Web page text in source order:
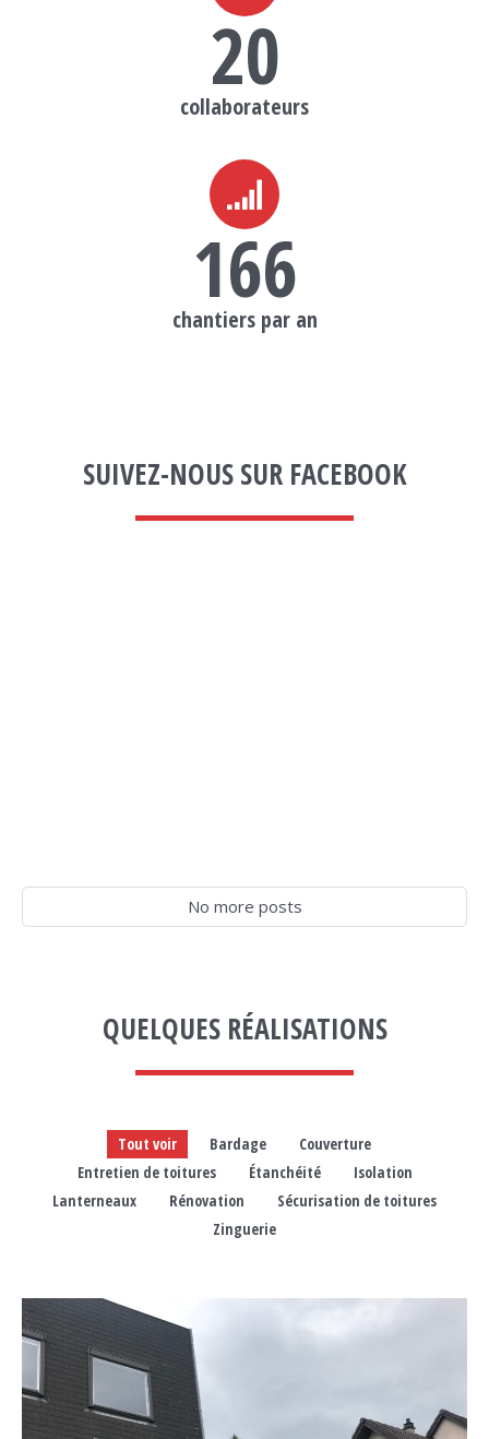
20
collaborateurs
166
chantiers par an
SUIVEZ-NOUS SUR FACEBOOK
No more posts
QUELQUES RÉALISATIONS
Tout voir Bardage
Couverture
Entretien de toitures
Étanchéité
Isolation
Lanterneaux
Rénovation
Sécurisation de toitures
Zinguerie